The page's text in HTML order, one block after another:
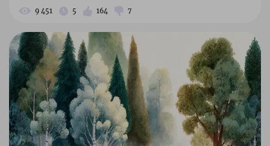
9 451 5 164 7